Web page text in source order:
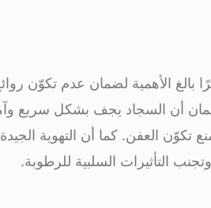
الأهمية لضمان عدم تكوّن
أن السجاد يجف بشكل سريع
تكوّن العفن. كما أن التهوية
التأثيرات السلبية للرطوبة.